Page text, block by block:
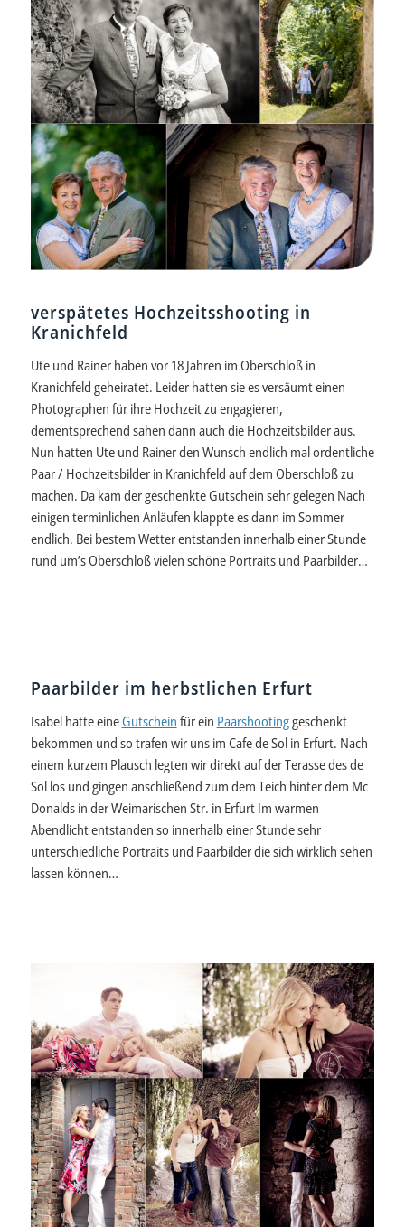
verspätetes Hochzeitsshooting in
Kranichfeld
Ute und Rainer haben vor 18 Jahren im Oberschloß in
Kranichfeld geheiratet. Leider hatten sie es versäumt einen
Photographen für ihre Hochzeit zu engagieren,
dementsprechend sahen dann auch die Hochzeitsbilder aus.
Nun hatten Ute und Rainer den Wunsch endlich mal ordentliche
Paar / Hochzeitsbilder in Kranichfeld auf dem Oberschloß zu
machen. Da kam der geschenkte Gutschein sehr gelegen Nach
einigen terminlichen Anläufen klappte es dann im Sommer
endlich. Bei bestem Wetter entstanden innerhalb einer Stunde
rund um’s Oberschloß vielen schöne Portraits und Paarbilder…
Paarbilder im herbstlichen Erfurt
Isabel hatte eineGutschein für ein Paarshootinggeschenkt
bekommen und so trafen wir uns im Cafe de Sol in Erfurt. Nach
einem kurzem Plausch legten wir direkt auf der Terasse des de
Sol los und gingen anschließend zum dem Teich hinter dem Mc
Donalds in der Weimarischen Str. in Erfurt Im warmen
Abendlicht entstanden so innerhalb einer Stunde sehr
unterschiedliche Portraits und Paarbilder die sich wirklich sehen
lassen können…